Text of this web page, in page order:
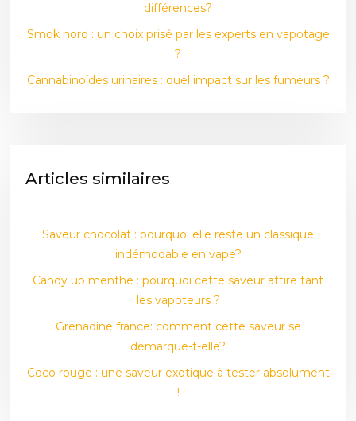
différences?
Smok nord : un choix prisé par les experts en vapotage
?
Cannabinoïdes urinaires : quel impact sur les fumeurs ?
Articles similaires
Saveur chocolat : pourquoi elle reste un classique
indémodable en vape?
Candy up menthe : pourquoi cette saveur attire tant
les vapoteurs ?
Grenadine france: comment cette saveur se
démarque-t-elle?
Coco rouge : une saveur exotique à tester absolument
!